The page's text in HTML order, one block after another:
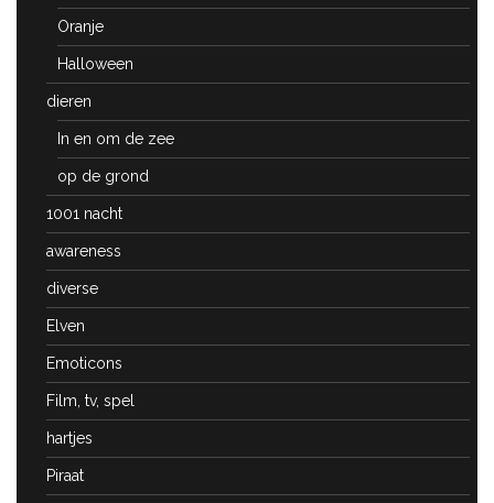
Oranje
Halloween
dieren
In en om de zee
op de grond
1001 nacht
awareness
diverse
Elven
Emoticons
Film, tv, spel
hartjes
Piraat